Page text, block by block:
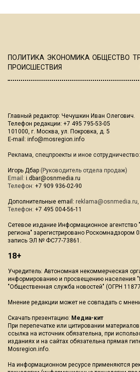
ПОЛИТИКА ЭКОНОМИКА ОБЩЕСТВО
ПРОИСШЕСТВИЯ
Главный редактор: Чечушкин Иван Олегович.
Телефон редакции: +7 495 795-53-05
101000, г. Москва, ул. Покровка, д. 5
E-mail: info@mosregion.info
Реклама, спецпроекты и иное сотрудничество:
Игорь Дбар (Руководитель отдела продаж)
Email: i.dbar@osnmedia.ru
Телефон: +7 909 936-02-90
Дополнительные email: reklama@osnmedia.ru,
Телефон: +7 495 004-56-11
Сетевое издание Информационное агентство
региона" зарегистрировано Роскомнадзором
запись ЭЛ № ФС77-73861.
18+
Учредитель: Автономная некоммерческая
информированию и просвещению населения
"Общественная служба новостей" (ОГРН
Мнение редакции может не совпадать с
Скачать презентацию: Медиа-кит
При перепечатке или цитировании
ссылка на источник обязательна, при
изданиях и на сайтах обязательна прямая
Mosregion.info.
На информационном ресурсе применяются